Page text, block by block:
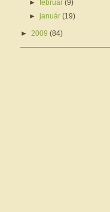
►február(9)
►január(19)
► 2009 (84)